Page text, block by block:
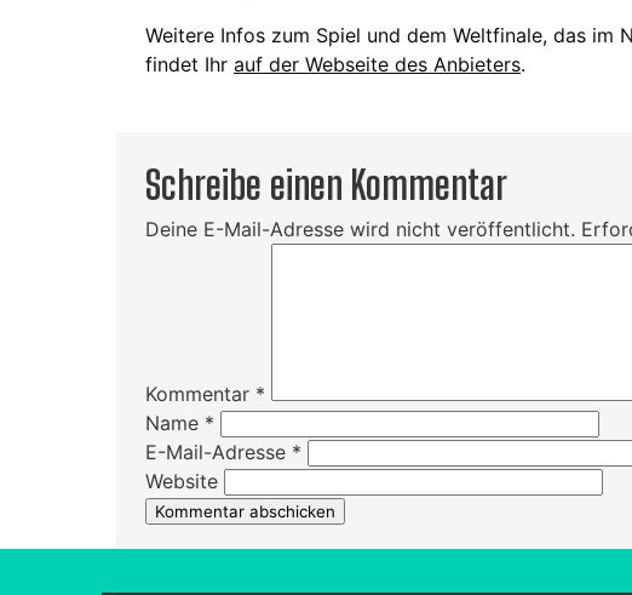
Weitere Infos zum Spiel und dem Weltfinale, das im
findet Ihr auf der Webseite des Anbieters.
Schreibe einen Kommentar
Deine E-Mail-Adresse wird nicht veröffentlicht.
Kommentar *
Name *
E-Mail-Adresse *
Website